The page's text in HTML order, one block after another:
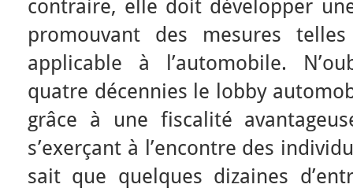
contraire, elle doit développer
promouvant des mesures telles
applicable à l’automobile.
quatre décennies le lobby
grâce à une fiscalité
s’exerçant à l’encontre des
sait que quelques dizaines